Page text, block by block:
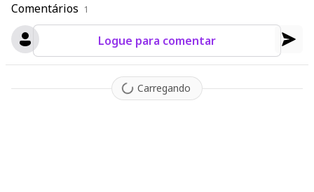
Comentários 1
Logue para comentar
Carregando